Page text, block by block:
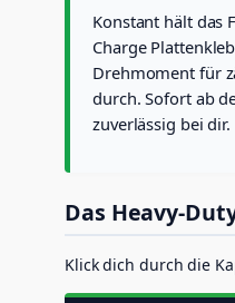
Konstant hält das
Charge
Drehmoment für
durch. Sofort ab
zuverlässig bei dir.
Das Heavy-
Klick dich durch die